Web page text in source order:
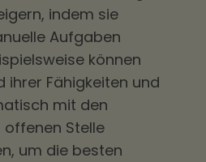
indem sie
Aufgaben
können
ihrer Fähigkeiten und
mit den
Stelle
um die besten